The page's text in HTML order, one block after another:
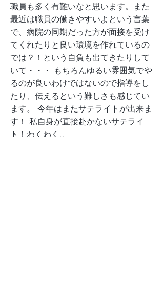
職員も多く有難いなと思います。また
最近は職員の働きやすいよという言葉
で、病院の同期だった方が面接を受け
てくれたりと良い環境を作れているの
では？！という自負も出てきたりして
いて・・・ もちろんゆるい雰囲気でや
るのが良いわけではないので指導をし
たり、伝えるという難しさも感じてい
ます。 今年はまたサテライトが出来ま
す！ 私自身が直接赴かないサテライ
ト！わくわく...